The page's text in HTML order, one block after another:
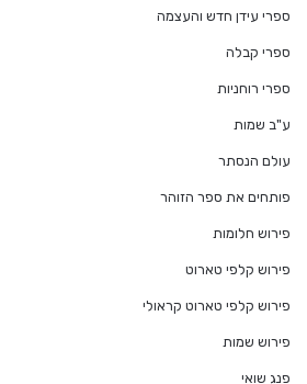
ספרי עידן חדש והעצמה
ספרי קבלה
ספרי רוחניות
ע"ב שמות
עולם הנסתר
פותחים את ספר הזוהר
פירוש חלומות
פירוש קלפי טארוט
פירוש קלפי טארוט קראולי
פירוש שמות
פנג שואי